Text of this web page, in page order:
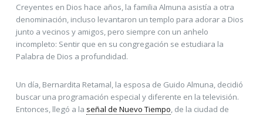
Creyentes en Dios hace años, la familia Almuna asistía a otra
denominación, incluso levantaron un templo para adorar a Dios
junto a vecinos y amigos, pero siempre con un anhelo
incompleto: Sentir que en su congregación se estudiara la
Palabra de Dios a profundidad.
Un día, Bernardita Retamal, la esposa de Guido Almuna, decidió
buscar una programación especial y diferente en la televisión.
Entonces, llegó a la señal de Nuevo Tiempo, de la ciudad de